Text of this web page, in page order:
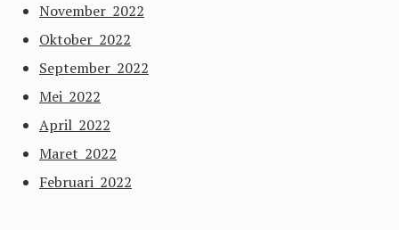
November 2022
Oktober 2022
September 2022
Mei 2022
April 2022
Maret 2022
Februari 2022